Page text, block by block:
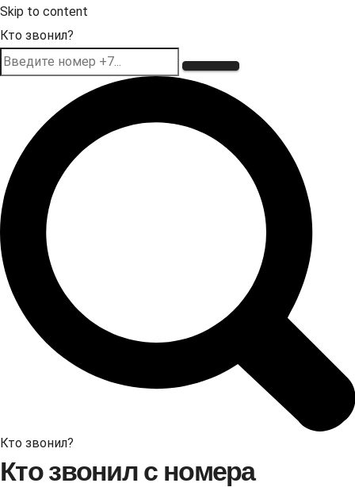
Skip to content
Кто звонил?
Кто звонил?
Кто звонил с номера